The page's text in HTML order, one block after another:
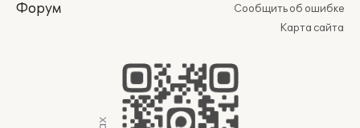
Форум
Сообщить об ошибке
Карта сайта